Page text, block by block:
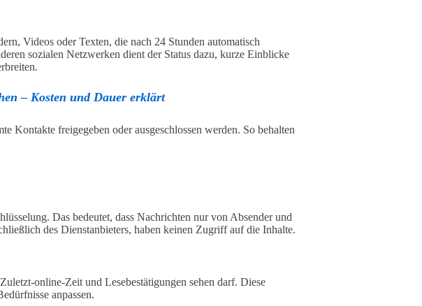
Videos oder Texten, die nach 24 Stunden automatisch
sozialen Netzwerken dient der Status dazu, kurze Einblicke
– Kosten und Dauer erklärt
Kontakte freigegeben oder ausgeschlossen werden. So behalten
Das bedeutet, dass Nachrichten nur von Absender und
des Dienstanbieters, haben keinen Zugriff auf die Inhalte.
online-Zeit und Lesebestätigungen sehen darf. Diese
anpassen.